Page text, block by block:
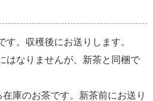
す。収穫後にお送りします。
はなりませんが、新茶と同梱で
在庫のお茶です。新茶前にお送り